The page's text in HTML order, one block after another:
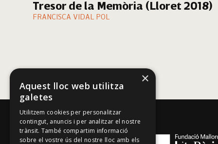
Tresor de la Memòria (Lloret 2018)
FRANCISCA VIDAL POL
×
Aquest lloc web utilitza
galetes
Utilitzem cookies per personalitzar
contingut, anuncis i per analitzar el nostre
trànsit. També compartim informació
sobre el vostre ús del nostre lloc amb els